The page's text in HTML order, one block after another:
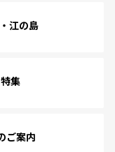
江の島
集
ご案内